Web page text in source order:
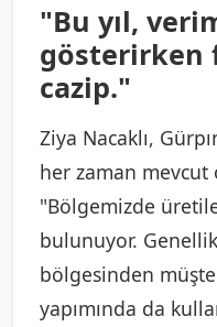
"Bu yıl,
gösterirken
cazip."
Ziya Nacaklı,
her zaman
"Bölgemizde
bulunuyor.
bölgesinden
yapımında da